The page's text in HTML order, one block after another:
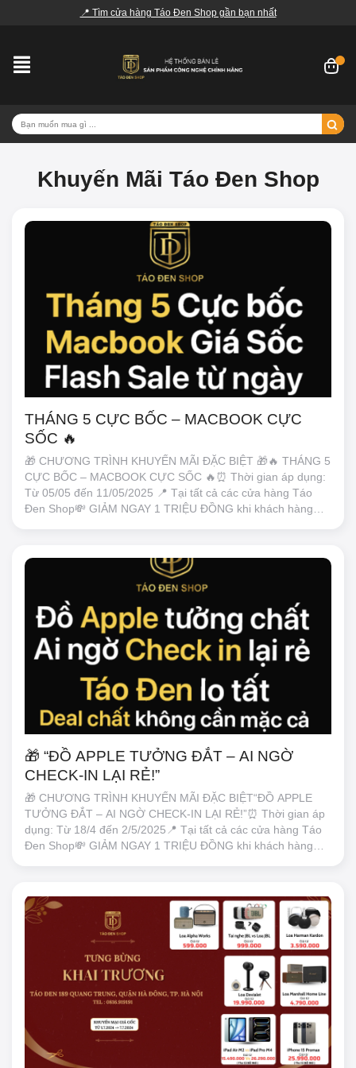
📍 Tìm cửa hàng Táo Đen Shop gần bạn nhất
Khuyến Mãi Táo Đen Shop
THÁNG 5 CỰC BỐC – MACBOOK CỰC
SỐC 🔥
🎁 CHƯƠNG TRÌNH KHUYẾN MÃI ĐẶC BIỆT 🎁🔥 THÁNG 5
CỰC BỐC – MACBOOK CỰC SỐC 🔥⏰ Thời gian áp dụng:
Từ 05/05 đến 11/05/2025 📍 Tại tất cả các cửa hàng Táo
Đen Shop💸 GIẢM NGAY 1 TRIỆU ĐỒNG khi khách hàng
MacBook Air M2: 21.490.000 đ còn 20.490.000đ. +
MacBook Air M4: 26.990.000 đ còn 25.990.000đ. +
MacBook Pro M4: 38.490.000đ. còn 37.490.000đ📌 Điều
kiện:+ Khách mua trực tiếp tại các cửa hàng.+ Check-in
Facebook cùng Táo Đen Shoop+ Không kết hợp chương
trình khuyến mãi khác.📞 Gọi ngay hotline 0896.919.191 để
giữ suất – Đừng lỡ deal cực xịn!#Checkin #taodenshop
#MacBook #khuyenmai
🎁 “ĐỒ APPLE TƯỞNG ĐẮT – AI NGỜ
CHECK-IN LẠI RẺ!”
🎁 CHƯƠNG TRÌNH KHUYẾN MÃI ĐẶC BIỆT“ĐỒ APPLE
TƯỞNG ĐẮT – AI NGỜ CHECK-IN LẠI RẺ!”⏰ Thời gian áp
dụng: Từ 18/4 đến 2/5/2025📍 Tại tất cả các cửa hàng Táo
Đen Shop💸 GIẢM NGAY 1 TRIỆU ĐỒNG khi khách hàng
8.990.000đ → Giá sau check-in: 7.990.000đ• iPad Gen 11
(Màu Blue)👉 Giá gốc: 9.490.000đ → Giá sau check-in:
8.490.000đ• iPad Air M3👉 Giá gốc: 16.990.000đ → Giá sau
check-in: 15.990.000đ📸 Điều kiện áp dụng:Khách mua trực
tiếp tại cửa hàngCheck-in Facebook hoặc TikTok công khai,
có ảnh tại cửa hàngÁp dụng 1 lần/1 sản phẩm/1 kháchSố
lượng ưu đãi có hạn, ưu tiên khách đến sớm✅ Lợi ích khi
mua tại Táo Đen:Hàng Apple chính hãng – VN/A, bảo hành
đầy đủTư vấn chuẩn chỉnh, hỗ trợ test máy tại chỗHỗ trợ trả
góp 0% lãi suấtNhân viên dễ thương, chụp ảnh “có tâm” 😄